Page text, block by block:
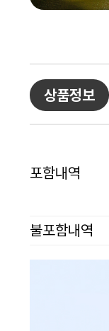
상품정보
포함내역
불포함내역